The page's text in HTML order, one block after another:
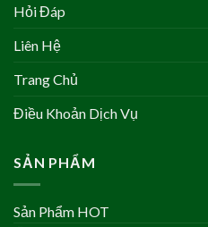
Hỏi Đáp
Liên Hệ
Trang Chủ
Điều Khoản Dịch Vụ
SẢN PHẨM
Sản Phẩm HOT